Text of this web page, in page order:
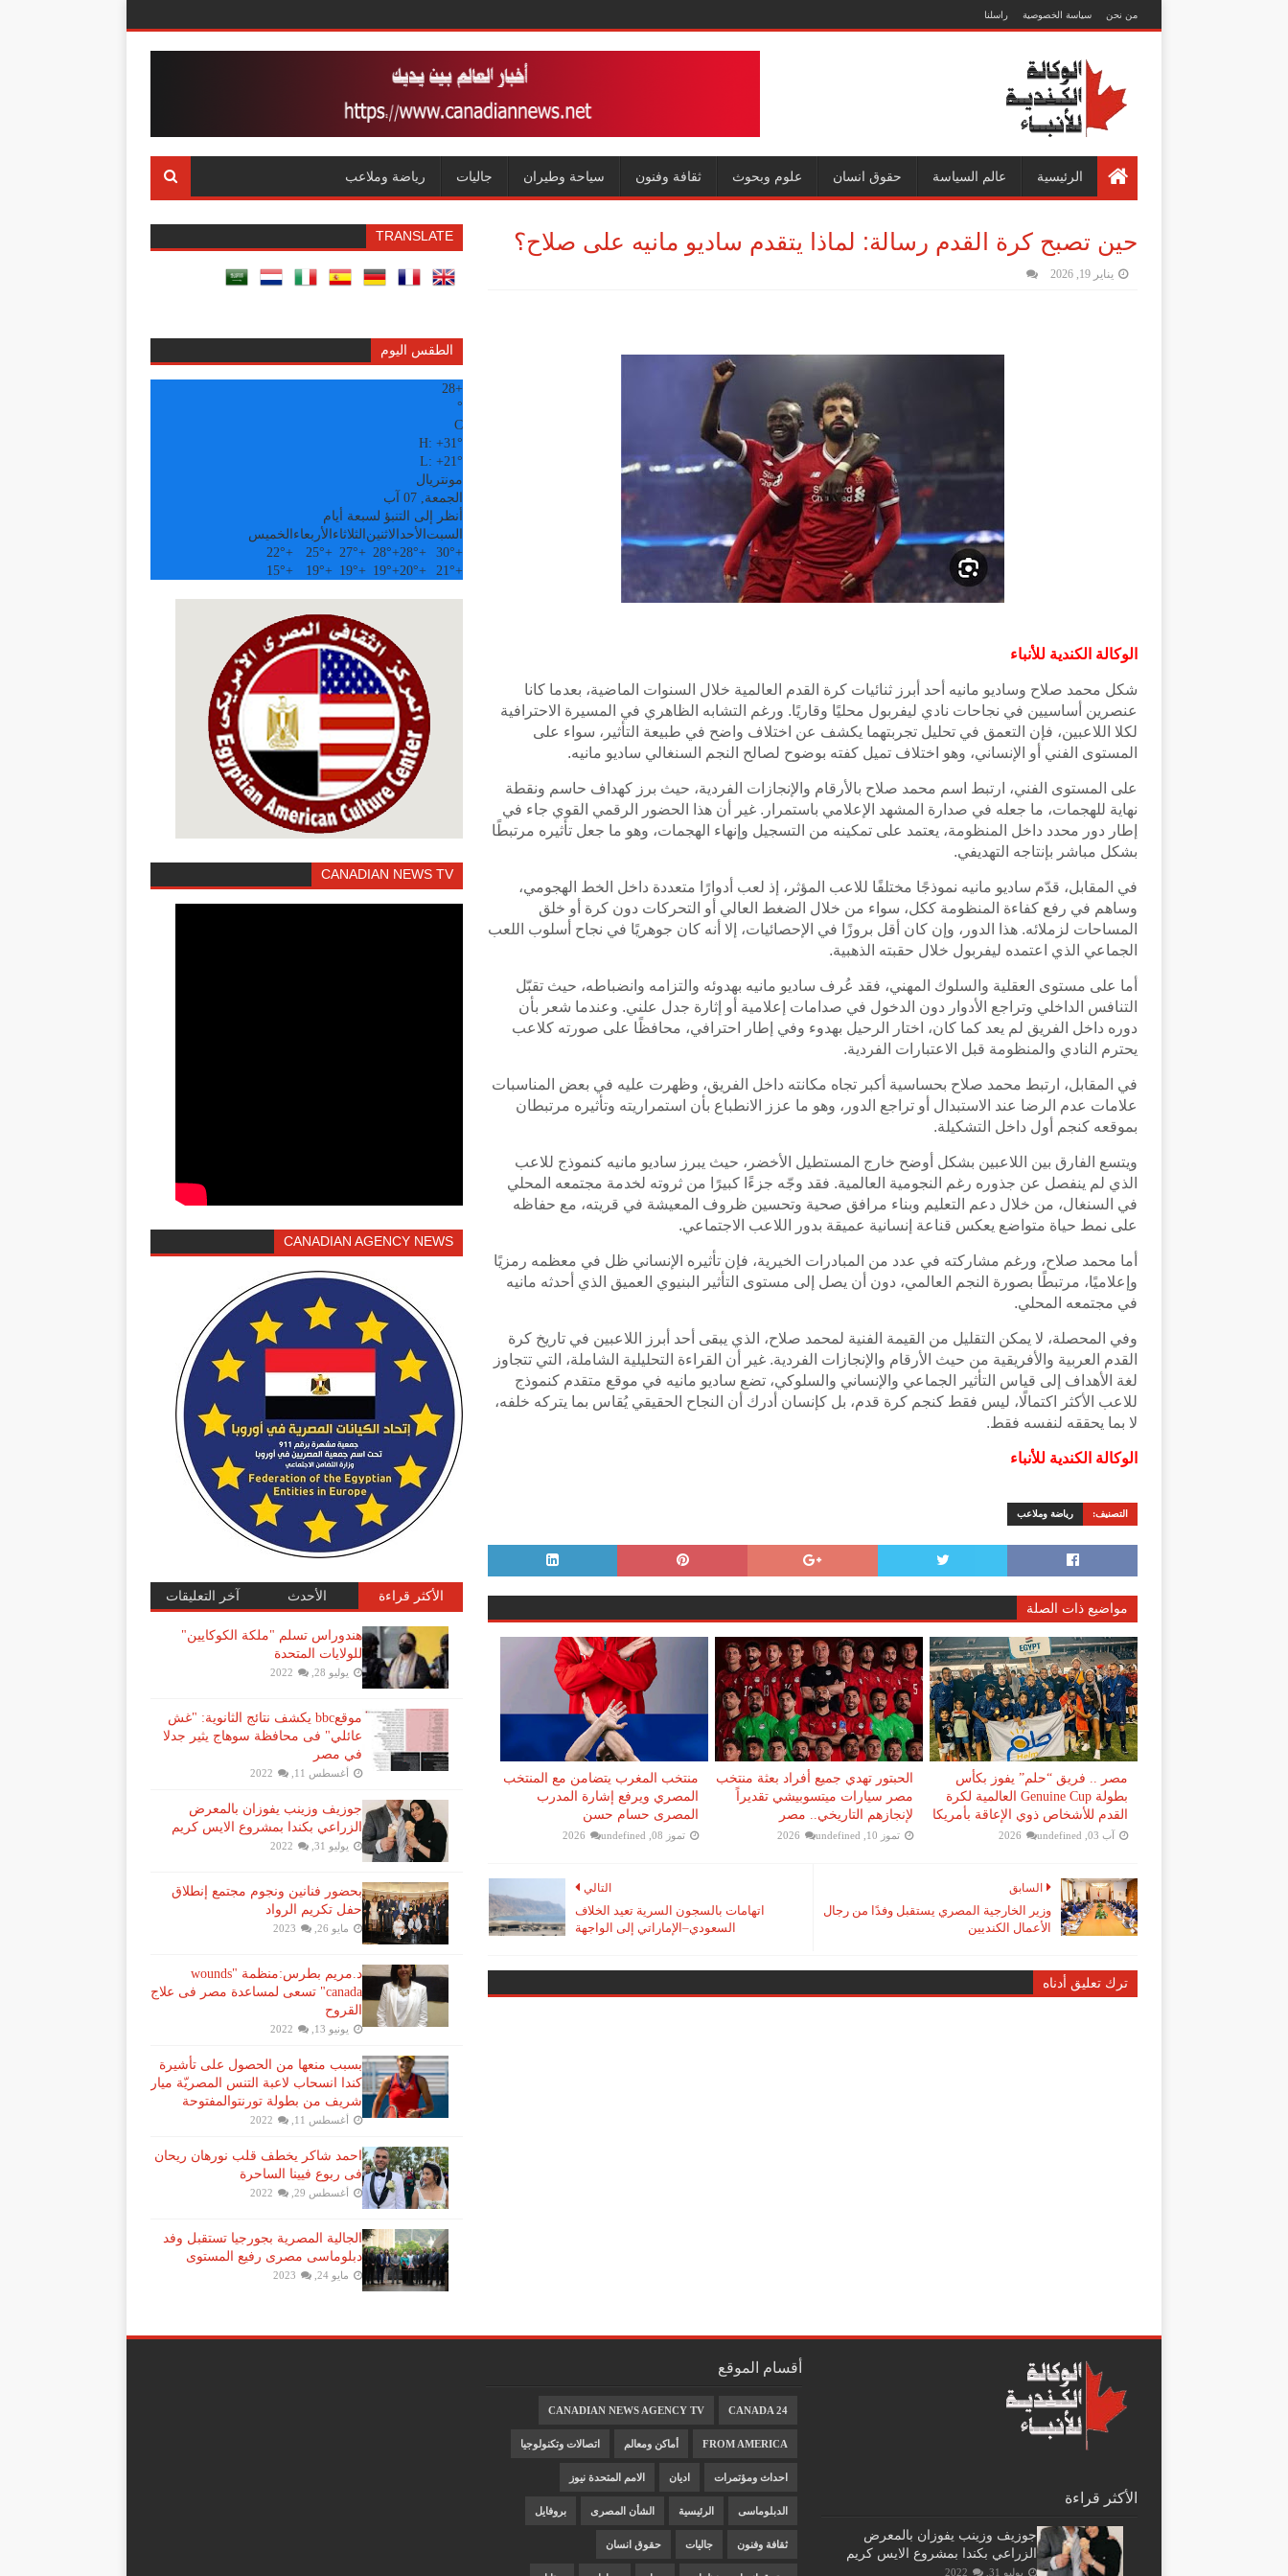
من نحن سياسة الخصوصية راسلنا
الرئيسية عالم السياسة حقوق انسان علوم وبحوث ثقافة وفنون سياحة وطيران جاليات رياضة وملاعب
حين تصبح كرة القدم رسالة: لماذا يتقدم ساديو مانيه على صلاح؟
يناير 19, 2026
الوكالة الكندية للأنباء
شكل محمد صلاح وساديو مانيه أحد أبرز ثنائيات كرة القدم العالمية خلال السنوات الماضية، بعدما كانا
عنصرين أساسيين في نجاحات نادي ليفربول محليًا وقاريًا. ورغم التشابه الظاهري في المسيرة الاحترافية
لكلا اللاعبين، فإن التعمق في تحليل تجربتهما يكشف عن اختلاف واضح في طبيعة التأثير، سواء على
المستوى الفني أو الإنساني، وهو اختلاف تميل كفته بوضوح لصالح النجم السنغالي ساديو مانيه.
على المستوى الفني، ارتبط اسم محمد صلاح بالأرقام والإنجازات الفردية، حيث برز كهداف حاسم ونقطة
نهاية للهجمات، ما جعله في صدارة المشهد الإعلامي باستمرار. غير أن هذا الحضور الرقمي القوي جاء في
إطار دور محدد داخل المنظومة، يعتمد على تمكينه من التسجيل وإنهاء الهجمات، وهو ما جعل تأثيره مرتبطًا
بشكل مباشر بإنتاجه التهديفي.
في المقابل، قدّم ساديو مانيه نموذجًا مختلفًا للاعب المؤثر، إذ لعب أدوارًا متعددة داخل الخط الهجومي،
وساهم في رفع كفاءة المنظومة ككل، سواء من خلال الضغط العالي أو التحركات دون كرة أو خلق
المساحات لزملائه. هذا الدور، وإن كان أقل بروزًا في الإحصائيات، إلا أنه كان جوهريًا في نجاح أسلوب اللعب
الجماعي الذي اعتمده ليفربول خلال حقبته الذهبية.
أما على مستوى العقلية والسلوك المهني، فقد عُرف ساديو مانيه بهدوئه والتزامه وانضباطه، حيث تقبّل
التنافس الداخلي وتراجع الأدوار دون الدخول في صدامات إعلامية أو إثارة جدل علني. وعندما شعر بأن
دوره داخل الفريق لم يعد كما كان، اختار الرحيل بهدوء وفي إطار احترافي، محافظًا على صورته كلاعب
يحترم النادي والمنظومة قبل الاعتبارات الفردية.
في المقابل، ارتبط محمد صلاح بحساسية أكبر تجاه مكانته داخل الفريق، وظهرت عليه في بعض المناسبات
علامات عدم الرضا عند الاستبدال أو تراجع الدور، وهو ما عزز الانطباع بأن استمراريته وتأثيره مرتبطان
بموقعه كنجم أول داخل التشكيلة.
ويتسع الفارق بين اللاعبين بشكل أوضح خارج المستطيل الأخضر، حيث يبرز ساديو مانيه كنموذج للاعب
الذي لم ينفصل عن جذوره رغم النجومية العالمية. فقد وجّه جزءًا كبيرًا من ثروته لخدمة مجتمعه المحلي
في السنغال، من خلال دعم التعليم وبناء مرافق صحية وتحسين ظروف المعيشة في قريته، مع حفاظه
على نمط حياة متواضع يعكس قناعة إنسانية عميقة بدور اللاعب الاجتماعي.
أما محمد صلاح، ورغم مشاركته في عدد من المبادرات الخيرية، فإن تأثيره الإنساني ظل في معظمه رمزيًا
وإعلاميًا، مرتبطًا بصورة النجم العالمي، دون أن يصل إلى مستوى التأثير البنيوي العميق الذي أحدثه مانيه
في مجتمعه المحلي.
وفي المحصلة، لا يمكن التقليل من القيمة الفنية لمحمد صلاح، الذي يبقى أحد أبرز اللاعبين في تاريخ كرة
القدم العربية والأفريقية من حيث الأرقام والإنجازات الفردية. غير أن القراءة التحليلية الشاملة، التي تتجاوز
لغة الأهداف إلى قياس التأثير الجماعي والإنساني والسلوكي، تضع ساديو مانيه في موقع متقدم كنموذج
للاعب الأكثر اكتمالًا، ليس فقط كنجم كرة قدم، بل كإنسان أدرك أن النجاح الحقيقي يُقاس بما يتركه خلفه،
لا بما يحققه لنفسه فقط.
الوكالة الكندية للأنباء
التصنيف: رياضة وملاعب
مواضيع ذات الصلة
مصر .. فريق “حلم” يفوز بكأس
بطولة Genuine Cup العالمية لكرة
القدم للأشخاص ذوي الإعاقة بأمريكا
آب 03, 2026 undefined
الحبتور تهدي جميع أفراد بعثة منتخب
مصر سيارات ميتسوبيشي تقديراً
لإنجازهم التاريخي.. مصر
تموز 10, 2026 undefined
منتخب المغرب يتضامن مع المنتخب
المصري ويرفع إشارة المدرب
المصرى حسام حسن
تموز 08, 2026 undefined
التالي
اتهامات بالسجون السرية تعيد الخلاف
السعودي–الإماراتي إلى الواجهة
السابق
وزير الخارجية المصري يستقبل وفدًا من رجال
الأعمال الكنديين
ترك تعليق أدناه
TRANSLATE
الطقس اليوم
+
28
°
C
H: +31°
L: +21°
مونتريال
الجمعة, 07 آب
أنظر إلى التنبؤ لسبعة أيام
السبت الأحد الاثنين الثلاثاء الأربعاء الخميس
+
30°
+
28°
+
28°
+
27°
+
25°
+
22°
+
21°
+
20°
+
19°
+
19°
+
19°
+
15°
CANADIAN NEWS TV
CANADIAN AGENCY NEWS
الأكثر قراءة الأحدث آخر التعليقات
هندوراس تسلم "ملكة الكوكايين"
للولايات المتحدة
يوليو 28, 2022
موقعbbc يكشف نتائج الثانوية: "غش
عائلي" فى محافظة سوهاج يثير جدلا
في مصر
أغسطس 11, 2022
جوزيف وزينب يفوزان بالمعرض
الزراعي بكندا بمشروع الايس كريم
يوليو 31, 2022
بحضور فنانين ونجوم مجتمع إنطلاق
حفل تكريم الرواد
مايو 26, 2023
د.مريم بطرس:منظمة "wounds
canada" تسعى لمساعدة مصر فى علاج
القروح
يونيو 13, 2022
بسبب منعها من الحصول على تأشيرة
كندا انسحاب لاعبة ​التنس​ المصريّة ​ميار
شريف​ من بطولة ​تورنتو​المفتوحة
أغسطس 11, 2022
احمد شاكر يخطف قلب نورهان ريحان
فى ربوع فيينا الساحرة
أغسطس 29, 2022
الجالية المصرية بجورجيا تستقبل وفد
دبلوماسى مصرى رفيع المستوى
مايو 24, 2023
الأكثر قراءة
جوزيف وزينب يفوزان بالمعرض
الزراعي بكندا بمشروع الايس كريم
يوليو 31, 2022
أقسام الموقع
CANADA 24
CANADIAN NEWS AGENCY TV
FROM AMERICA أماكن ومعالم اتصالات وتكنولوجيا
احداث ومؤتمرات اديان الامم المتحدة نيوز
الدبلوماسى الرئيسية الشأن المصرى بروفايل
ثقافة وفنون جاليات حقوق انسان